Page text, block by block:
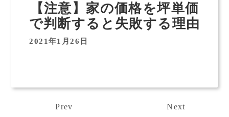
【注意】家の価格を坪単価
で判断すると失敗する理由
2021年1月26日
Prev Next